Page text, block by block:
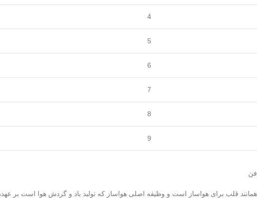
4
5
6
7
8
9
فن
همانند قلب برای هواساز است و وظیفه اصلی هواساز که تولید باد و گردش هوا است بر